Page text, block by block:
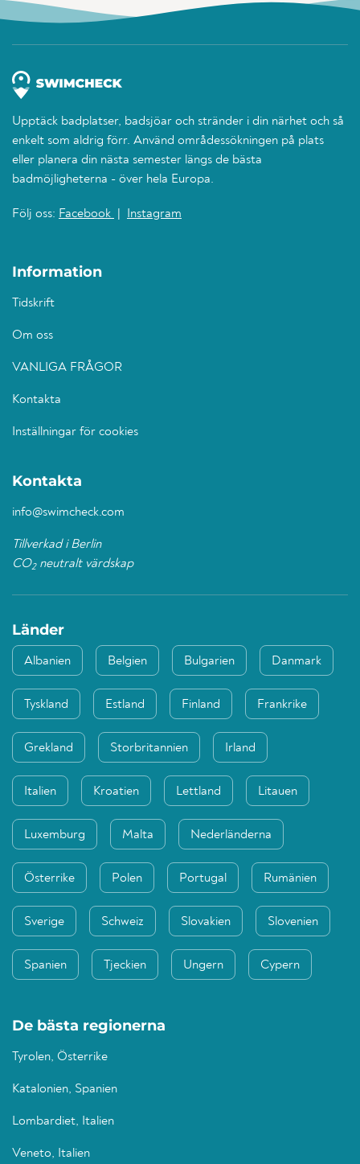
Upptäck badplatser, badsjöar och stränder i din närhet och så
enkelt som aldrig förr. Använd områdessökningen på plats
eller planera din nästa semester längs de bästa
badmöjligheterna - över hela Europa.
Följ oss: Facebook Instagram
Information
Tidskrift
Om oss
VANLIGA FRÅGOR
Kontakta
Inställningar för cookies
Kontakta
info@swimcheck.com
Tillverkad i Berlin
CO2neutralt värdskap
Länder
Albanien Belgien Bulgarien Danmark
Tyskland Estland Finland Frankrike
Grekland Storbritannien Irland
Italien Kroatien Lettland Litauen
Luxemburg Malta Nederländerna
Österrike Polen Portugal Rumänien
Sverige Schweiz Slovakien Slovenien
Spanien Tjeckien Ungern Cypern
De bästa regionerna
Tyrolen, Österrike
Katalonien, Spanien
Lombardiet, Italien
Veneto, Italien